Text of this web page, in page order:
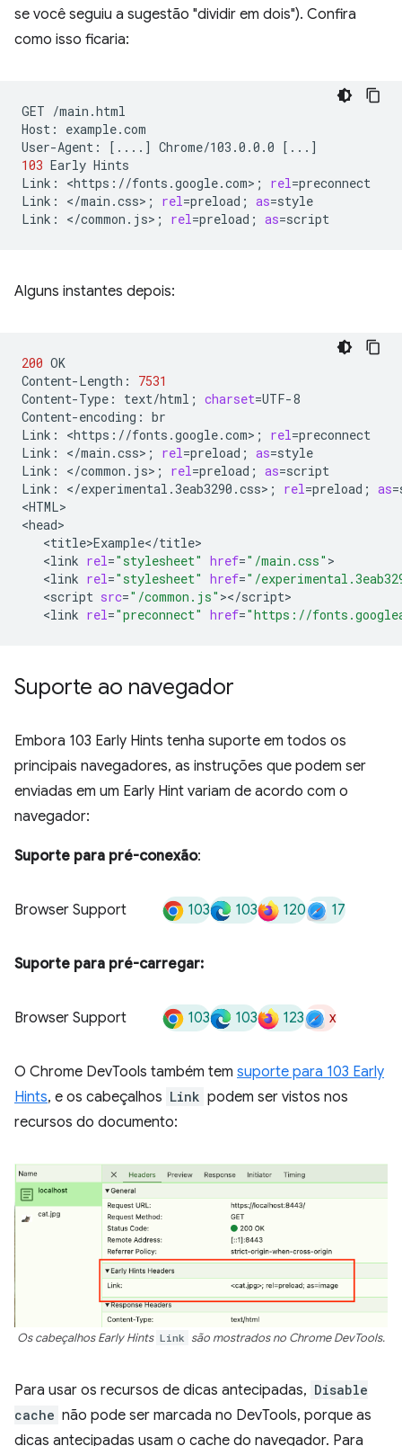
se você seguiu a sugestão "dividir em dois"). Confira
como isso ficaria:
GET /main.html
Host:
example.com
User-Agent:
[ .... ] Chrome/103.0.0.0 [ ... ]
103 Early Hints
Link:
<https://fonts.google.com> ; rel=preconnect
Link:
</main.css> ; rel=preload ; as=style
Link:
</common.js> ; rel=preload ; as=
Alguns instantes depois:
200 OK
Content-Length:
7531
Content-Type:
text/html ; charset=UTF-8
Content-encoding: br
Link:
<https://fonts.google.com> ; rel=preconnect
Link:
</main.css> ; rel=preload ; as=style
Link:
</common.js> ; rel=preload ; as=script
Link:
</experimental.3eab3290.css> ; rel=preload ; as=
<HTML>
<link rel="stylesheet" href="/main.css"
<link rel="stylesheet" href="/
<script src="/common.js"
<link rel="preconnect" href="https://
Suporte ao navegador
Embora 103 Early Hints tenha suporte em todos os
principais navegadores, as instruções que podem ser
enviadas em um Early Hint variam de acordo com o
navegador:
Suporte para pré-conexão:
Browser Support 103 103 120 17
Suporte para pré-carregar:
Browser Support 103 103 123 x
O Chrome DevTools também tem suporte para 103 Early
Hints, e os cabeçalhos Link podem ser vistos nos
recursos do documento:
Os cabeçalhos Early Hints Link são mostrados no Chrome DevTools.
Para usar os recursos de dicas antecipadas, Disable
cache não pode ser marcada no DevTools, porque as
dicas antecipadas usam o cache do navegador. Para